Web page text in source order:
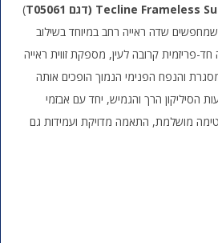
(דגם T05061
)
שדה ראייה רחב במיוחד בשילוב
פריזמית קרובה לעין, מספקת זווית ראייה
המסגרת והנפח הפנימי הנמוך הופכים אותה
הסיליקון הרך והגמיש, יחד עם אבזמי
מושלמת, התאמה מדויקת ועמידות גם